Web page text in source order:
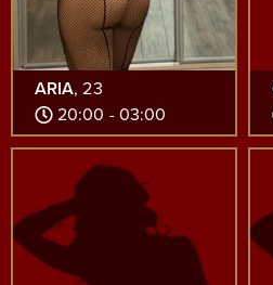
ARIA, 23
20:00 - 03:00